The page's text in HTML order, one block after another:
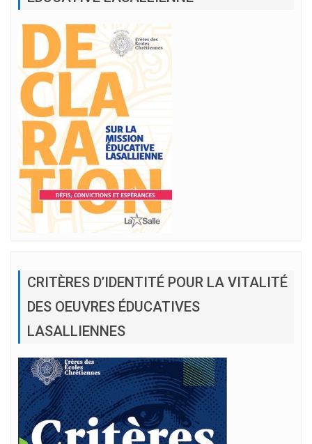
CRITÈRES D’IDENTITÉ POUR LA VITALITÉ
DES OEUVRES ÉDUCATIVES
LASALLIENNES